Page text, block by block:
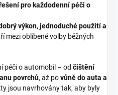
pro každodenní péči o
výkon, jednoduché použití a
mezi oblíbené volby běžných
péči o automobil – od čištění
povrchů, až povůně do auta a
jsou navrhovány tak, aby byly